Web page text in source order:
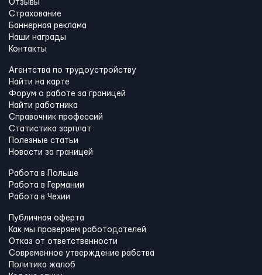
Отзывы
Страхование
Баннерная реклама
Наши награды
Контакты
Агентства по трудоустройству
Найти на карте
Форум о работе за границей
Найти работника
Справочник профессий
Статистика зарплат
Полезные статьи
Новости за границей
Работа в Польше
Работа в Германии
Работа в Чехии
Публичная оферта
Как мы проверяем работодателей
Отказ от ответственности
Современное утверждение рабства
Политика жалоб